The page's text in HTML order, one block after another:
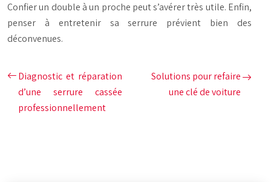
Confier un double à un proche peut s’avérer très utile. Enfin,
penser à entretenir sa serrure prévient bien des
déconvenues.
Diagnostic et réparation
d’une serrure cassée
professionnellement
Solutions pour refaire
une clé de voiture